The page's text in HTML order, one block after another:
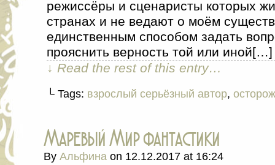
режиссёры и сценаристы которых
странах и не ведают о моём
единственным способом задать
прояснить верность той или иной[…]
↓ Read the rest of this entry…
└ Tags: взрослый серьёзный автор,
Маревый Мир фантастики
By Альфина on 12.12.2017 at 16:24